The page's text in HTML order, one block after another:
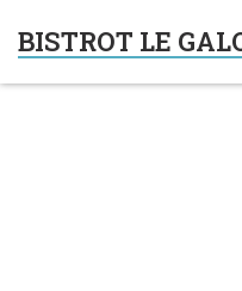
BISTROT LE